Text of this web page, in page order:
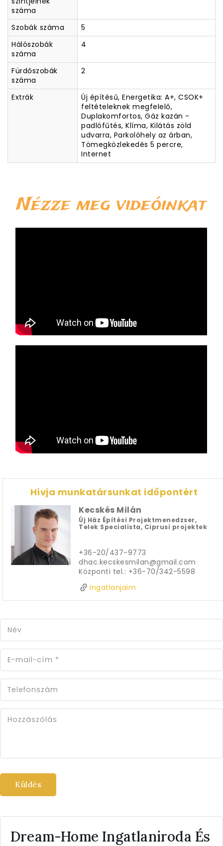
száma
Szobák száma
5
Hálószobák
száma
4
Fürdőszobák
száma
2
Extrák
Új építésű, Energetika: A+, CSOK+
feltételeknek megfelelő,
Duplakomfortos, Gáz kazán -
padlófűtés, Klíma, Kilátás zöld
udvarra, Parkolóhely az árban,
Tömegközlekedés 5 percre,
Internet
Nézze meg videóinkat
Hívja munkatársunkat időpontért
Kecskés Milán
Új Ház Építési Projektmenedzser,
Telek Specialista, Ciprusi projektek
+36-20/437-9773
dhac.kecskesmilan@gmail.com
Központi tel.: +36-70/342-5598
Ingatlanjaim
Név
E-mail-cím *
Telefonszám
Hozzászólás
Küldés
Dream-Home Ingatlaniroda És